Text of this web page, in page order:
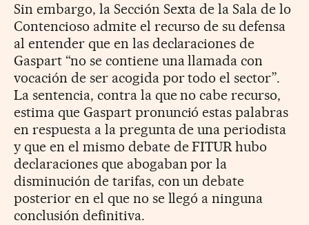
Sin embargo, la Sección Sexta de la Sala de lo
Contencioso admite el recurso de su defensa
al entender que en las declaraciones de
Gaspart “no se contiene una llamada con
vocación de ser acogida por todo el sector”.
La sentencia, contra la que no cabe recurso,
estima que Gaspart pronunció estas palabras
en respuesta a la pregunta de una periodista
y que en el mismo debate de FITUR hubo
declaraciones que abogaban por la
disminución de tarifas, con un debate
posterior en el que no se llegó a ninguna
conclusión definitiva.